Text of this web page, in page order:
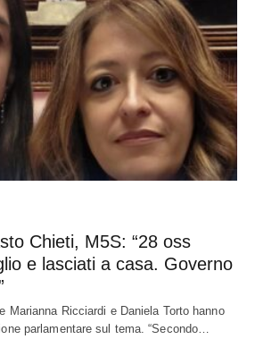
Chieti, M5S: “28 oss
e lasciati a casa. Governo
Marianna Ricciardi e Daniela Torto hanno
parlamentare sul tema. “Secondo…